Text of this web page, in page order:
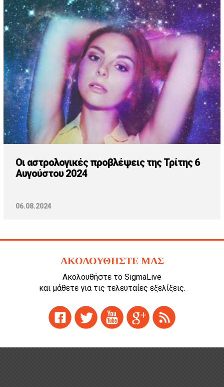
Οι αστρολογικές προβλέψεις της Τρίτης 6
Αυγούστου 2024
06.08.2024
ΑΚΟΛΟΥΘΗΣΤΕ ΜΑΣ
Ακολουθήστε το SigmaLive
και μάθετε για τις τελευταίες εξελίξεις.